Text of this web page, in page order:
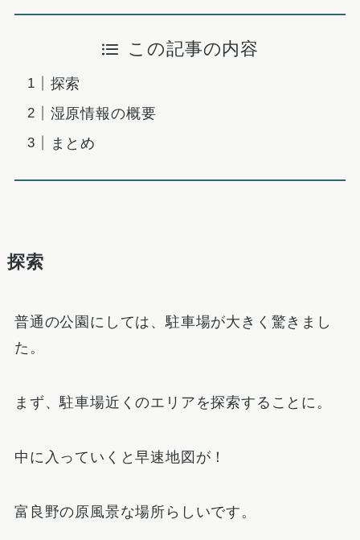
この記事の内容
探索
湿原情報の概要
まとめ
探索
普通の公園にしては、駐車場が大きく驚きまし
た。
まず、駐車場近くのエリアを探索することに。
中に入っていくと早速地図が！
富良野の原風景な場所らしいです。